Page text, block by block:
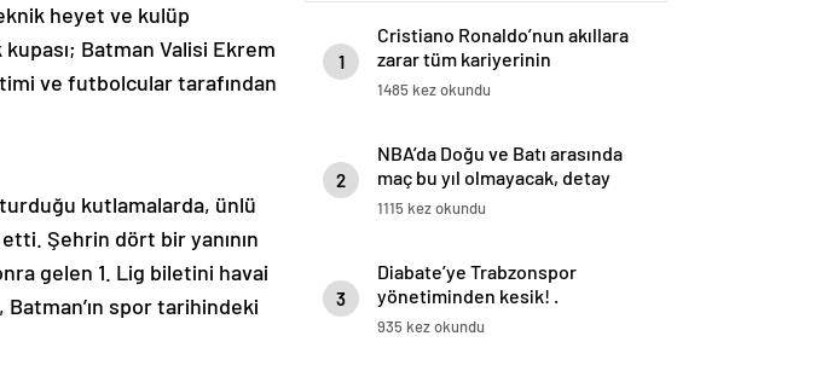
heyet ve kulüp
Batman Valisi Ekrem
ve futbolcular tarafından
kutlamalarda, ünlü
Şehrin dört bir yanının
gelen 1. Lig biletini havai
spor tarihindeki
1
Cristiano Ronaldo’nun akıllara
zarar tüm kariyerinin
istatistiğini çıkardık !
1485 kez okundu
2
NBA’da Doğu ve Batı arasında
maç bu yıl olmayacak, detay
haberimizde.
1115 kez okundu
3
Diabate’ye Trabzonspor
yönetiminden kesik! .
935 kez okundu